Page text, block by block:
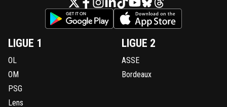
LIGUE 1
OL
OM
PSG
Lens
LIGUE 2
ASSE
Bordeaux